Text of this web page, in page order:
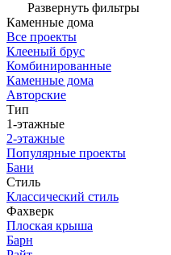
Развернуть фильтры
Каменные дома
Все проекты
Клееный брус
Комбинированные
Каменные дома
Авторские
Тип
1-этажные
2-этажные
Популярные проекты
Бани
Стиль
Классический стиль
Фахверк
Плоская крыша
Барн